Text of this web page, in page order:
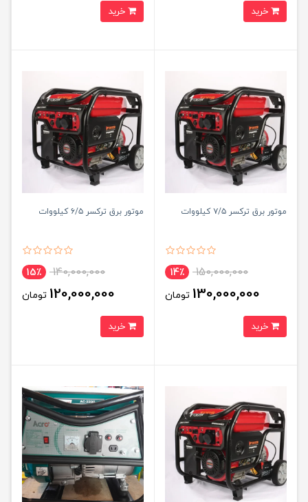
موتور برق ترکسر ۷/۵ کیلووات
150,000,000 14٪
130,000,000 تومان
موتور برق ترکسر ۶/۵ کیلووات
140,000,000 15٪
120,000,000 تومان